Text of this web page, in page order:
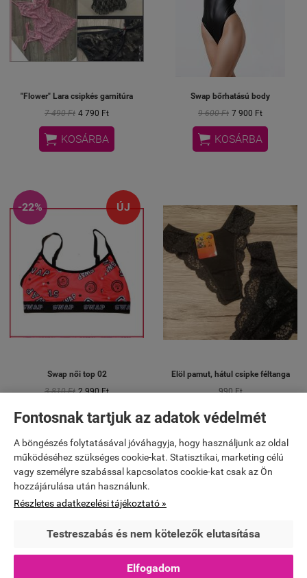
Fontosnak tartjuk az adatok védelmét
A böngészés folytatásával jóváhagyja, hogy használjunk az oldal
működéséhez szükséges cookie-kat. Statisztikai, marketing célú
vagy személyre szabással kapcsolatos cookie-kat csak az Ön
hozzájárulása után használunk.
Részletes adatkezelési tájékoztató »
Testreszabás és nem kötelezők elutasítása
Elfogadom
"Flower" Lara csipkés garnitúra
7 490 Ft 4 790 Ft
 KOSÁRBA
Swap bőrhatású body
9 600 Ft 7 900 Ft
 KOSÁRBA
ÚJ
-22%
Swap női top 02
3 810 Ft 2 990 Ft
 KOSÁRBA
Elöl pamut, hátul csipke féltanga
990 Ft
 KOSÁRBA